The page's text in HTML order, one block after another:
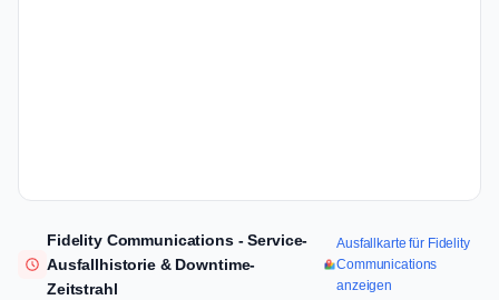
Fidelity Communications - Service-
Ausfallhistorie & Downtime-
Zeitstrahl
Ausfallkarte für Fidelity
Communications
anzeigen